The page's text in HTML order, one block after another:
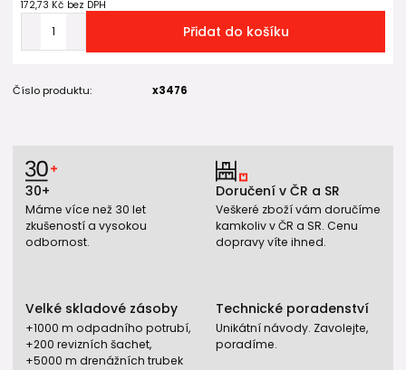
172,73 Kč bez DPH
Přidat do košíku
Číslo produktu: x3476
30+
Máme více než 30 let
zkušeností a vysokou
odbornost.
Doručení v ČR a SR
Veškeré zboží vám doručíme
kamkoliv v ČR a SR. Cenu
dopravy víte ihned.
Velké skladové zásoby
+1000 m odpadního potrubí,
+200 revizních šachet,
+5000 m drenážních trubek
Technické poradenství
Unikátní návody. Zavolejte,
poradíme.